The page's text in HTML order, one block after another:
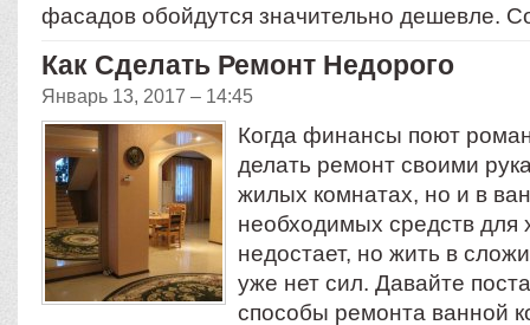
фасадов обойдутся значительно дешевле.
Как Сделать Ремонт Недорого
Январь 13, 2017 – 14:45
Когда финансы поют
делать ремонт своими
жилых комнатах, но и в
необходимых средств для
недостает, но жить в
уже нет сил. Давайте
способы ремонта ванной